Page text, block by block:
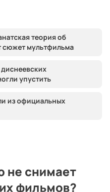
теория об
сюжет мультфильма
упустить
из официальных
не снимает
фильмов?